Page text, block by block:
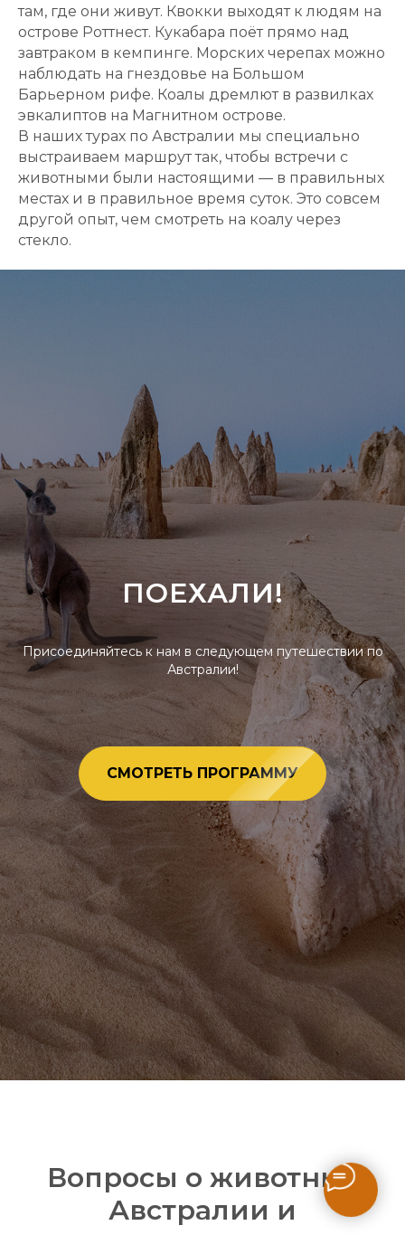
там, где они живут. Квокки выходят к людям на
острове Роттнест. Кукабара поёт прямо над
завтраком в кемпинге. Морских черепах можно
наблюдать на гнездовье на Большом
Барьерном рифе. Коалы дремлют в развилках
эвкалиптов на Магнитном острове.
В наших турах по Австралии мы специально
выстраиваем маршрут так, чтобы встречи с
животными были настоящими — в правильных
местах и в правильное время суток. Это совсем
другой опыт, чем смотреть на коалу через
стекло.
ПОЕХАЛИ!
Присоединяйтесь к нам в следующем путешествии по
Австралии!
СМОТРЕТЬ ПРОГРАММУ
Вопросы о животных
Австралии и